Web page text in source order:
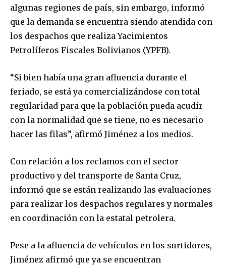
algunas regiones de país, sin embargo, informó
que la demanda se encuentra siendo atendida con
los despachos que realiza Yacimientos
Petrolíferos Fiscales Bolivianos (YPFB).
“Si bien había una gran afluencia durante el
feriado, se está ya comercializándose con total
regularidad para que la población pueda acudir
con la normalidad que se tiene, no es necesario
hacer las filas”, afirmó Jiménez a los medios.
Con relación a los reclamos con el sector
productivo y del transporte de Santa Cruz,
informó que se están realizando las evaluaciones
para realizar los despachos regulares y normales
en coordinación con la estatal petrolera.
Pese a la afluencia de vehículos en los surtidores,
Jiménez afirmó que ya se encuentran